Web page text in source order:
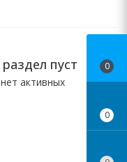
пуст
активных
0
0